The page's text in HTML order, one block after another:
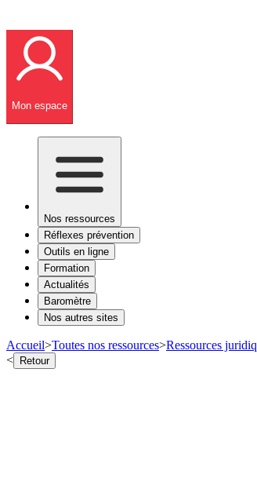
Mon espace
Nos ressources
Réflexes prévention
Outils en ligne
Formation
Actualités
Baromètre
Nos autres sites
Accueil>Toutes nos ressources>Ressources
< Retour